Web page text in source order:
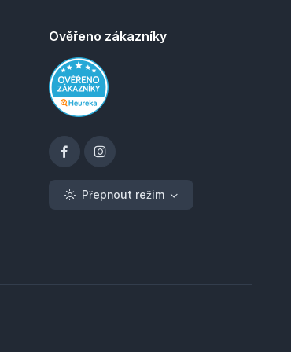
Ověřeno zákazníky
Přepnout režim